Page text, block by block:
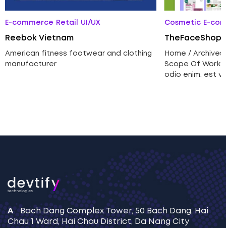
E-commerce Retail UI/UX
Reebok Vietnam
American fitness footwear and clothing
manufacturer
Cosmetic E-
TheFaceShop
Home /
Scope Of Work
odio enim, est
etiam. Iaculis
pellentesque
[…]
A Bach Dang Complex Tower, 50 Bach Dang,Hai
Chau 1 Ward, Hai Chau District, Da Nang City